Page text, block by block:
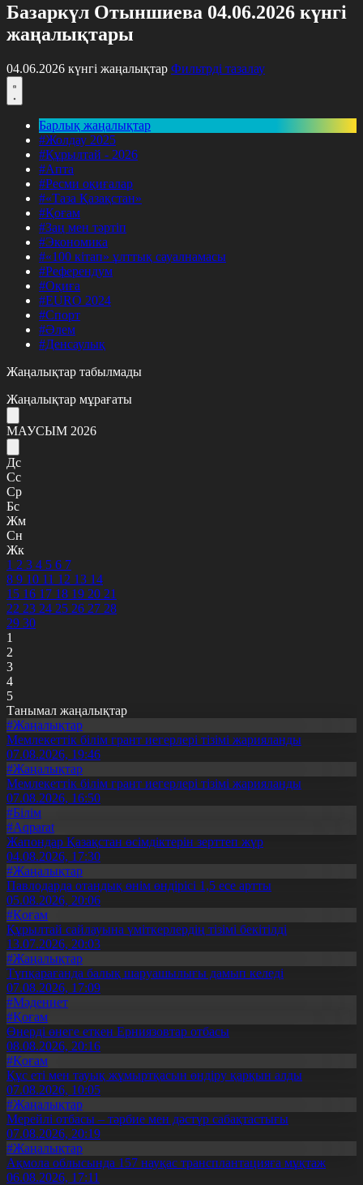
Базаркүл Отыншиева 04.06.2026 күнгі
жаңалықтары
04.06.2026 күнгі жаңалықтар Фильтрді тазалау
Барлық жаңалықтар
#Жолдау 2025
#Құрылтай - 2026
#Апта
#Ресми оқиғалар
#«Таза Қазақстан»
#Қоғам
#Заң мен тәртіп
#Экономика
#«100 кітап» ұлттық сауалнамасы
#Референдум
#Оқиға
#EURO 2024
#Спорт
#Әлем
#Денсаулық
Жаңалықтар табылмады
Жаңалықтар мұрағаты
МАУСЫМ 2026
Дс
Сс
Ср
Бс
Жм
Сн
Жк
1 2 3 4 5 6 7
8 9 10 11 12 13 14
15 16 17 18 19 20 21
22 23 24 25 26 27 28
29 30
1
2
3
4
5
Танымал жаңалықтар
#Жаңалықтар
Мемлекеттік білім грант иегерлері тізімі жарияланды
07.08.2026, 19:46
#Жаңалықтар
Мемлекеттік білім грант иегерлері тізімі жарияланды
07.08.2026, 16:50
#Білім
#Aqparat
Жапондар Қазақстан өсімдіктерін зерттеп жүр
04.08.2026, 17:30
#Жаңалықтар
Павлодарда отандық өнім өндірісі 1,5 есе артты
05.08.2026, 20:06
#Қоғам
Құрылтай сайлауына үміткерлердің тізімі бекітілді
13.07.2026, 20:03
#Жаңалықтар
Түпқарағанда балық шаруашылығы дамып келеді
07.08.2026, 17:09
#Мәдениет
#Қоғам
Өнерді өнеге еткен Ерниязовтар отбасы
08.08.2026, 20:16
#Қоғам
Құс еті мен тауық жұмыртқасын өндіру қарқын алды
07.08.2026, 10:05
#Жаңалықтар
Мерейлі отбасы – тәрбие мен дәстүр сабақтастығы
07.08.2026, 20:19
#Жаңалықтар
Ақмола облысында 157 науқас трансплантацияға мұқтаж
06.08.2026, 17:11